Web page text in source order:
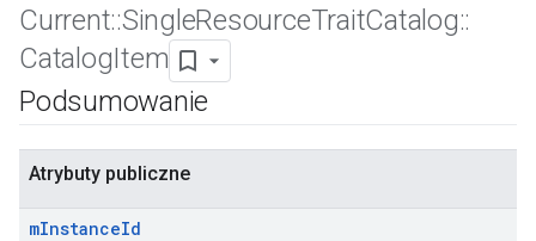
Current::SingleResourceTraitCatalog::
CatalogItem
Podsumowanie
Atrybuty publiczne
mInstanceId